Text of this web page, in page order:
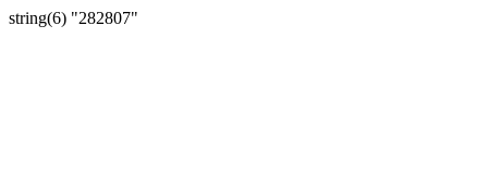
string(6) "282807"